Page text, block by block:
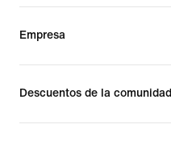
Empresa
Descuentos de la comunidad